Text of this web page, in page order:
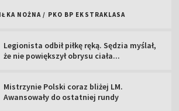
NOŻNA / PKO BP EKSTRAKLASA
Legionista odbił piłkę ręką. Sędzia myślał,
że nie powiększył obrysu ciała...
Mistrzynie Polski coraz bliżej LM.
Awansowały do ostatniej rundy